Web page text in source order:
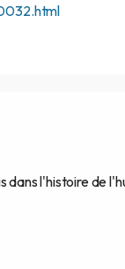
dans l'histoire de